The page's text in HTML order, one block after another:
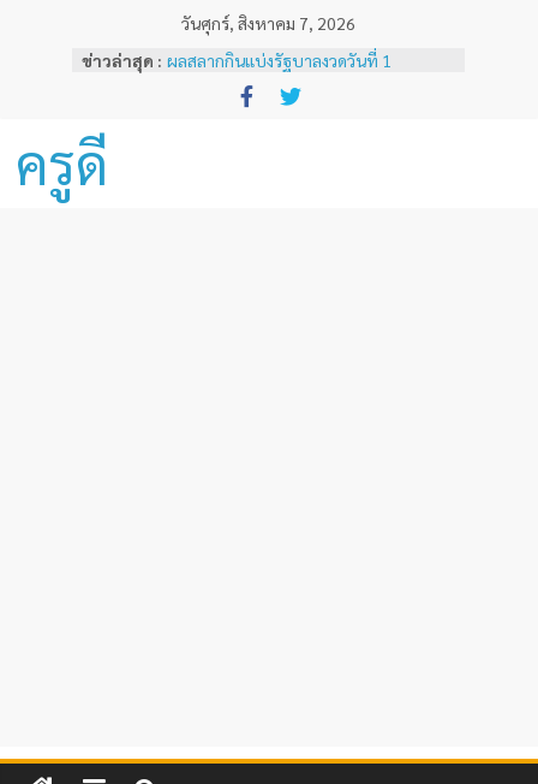
วันศุกร์, สิงหาคม 7, 2026
ข่าวล่าสุด : ผลสลากกินแบ่งรัฐบาลงวดวันที่ 1
พฤศจิกายน 2567
หลักเกณฑ์และวิธีการเทียบเคียงผลการ
ครูดี